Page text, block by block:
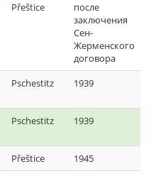
Přeštice
после
заключения
Сен-
Жерменского
договора
Pschestitz 1939
Pschestitz 1939
Přeštice
1945